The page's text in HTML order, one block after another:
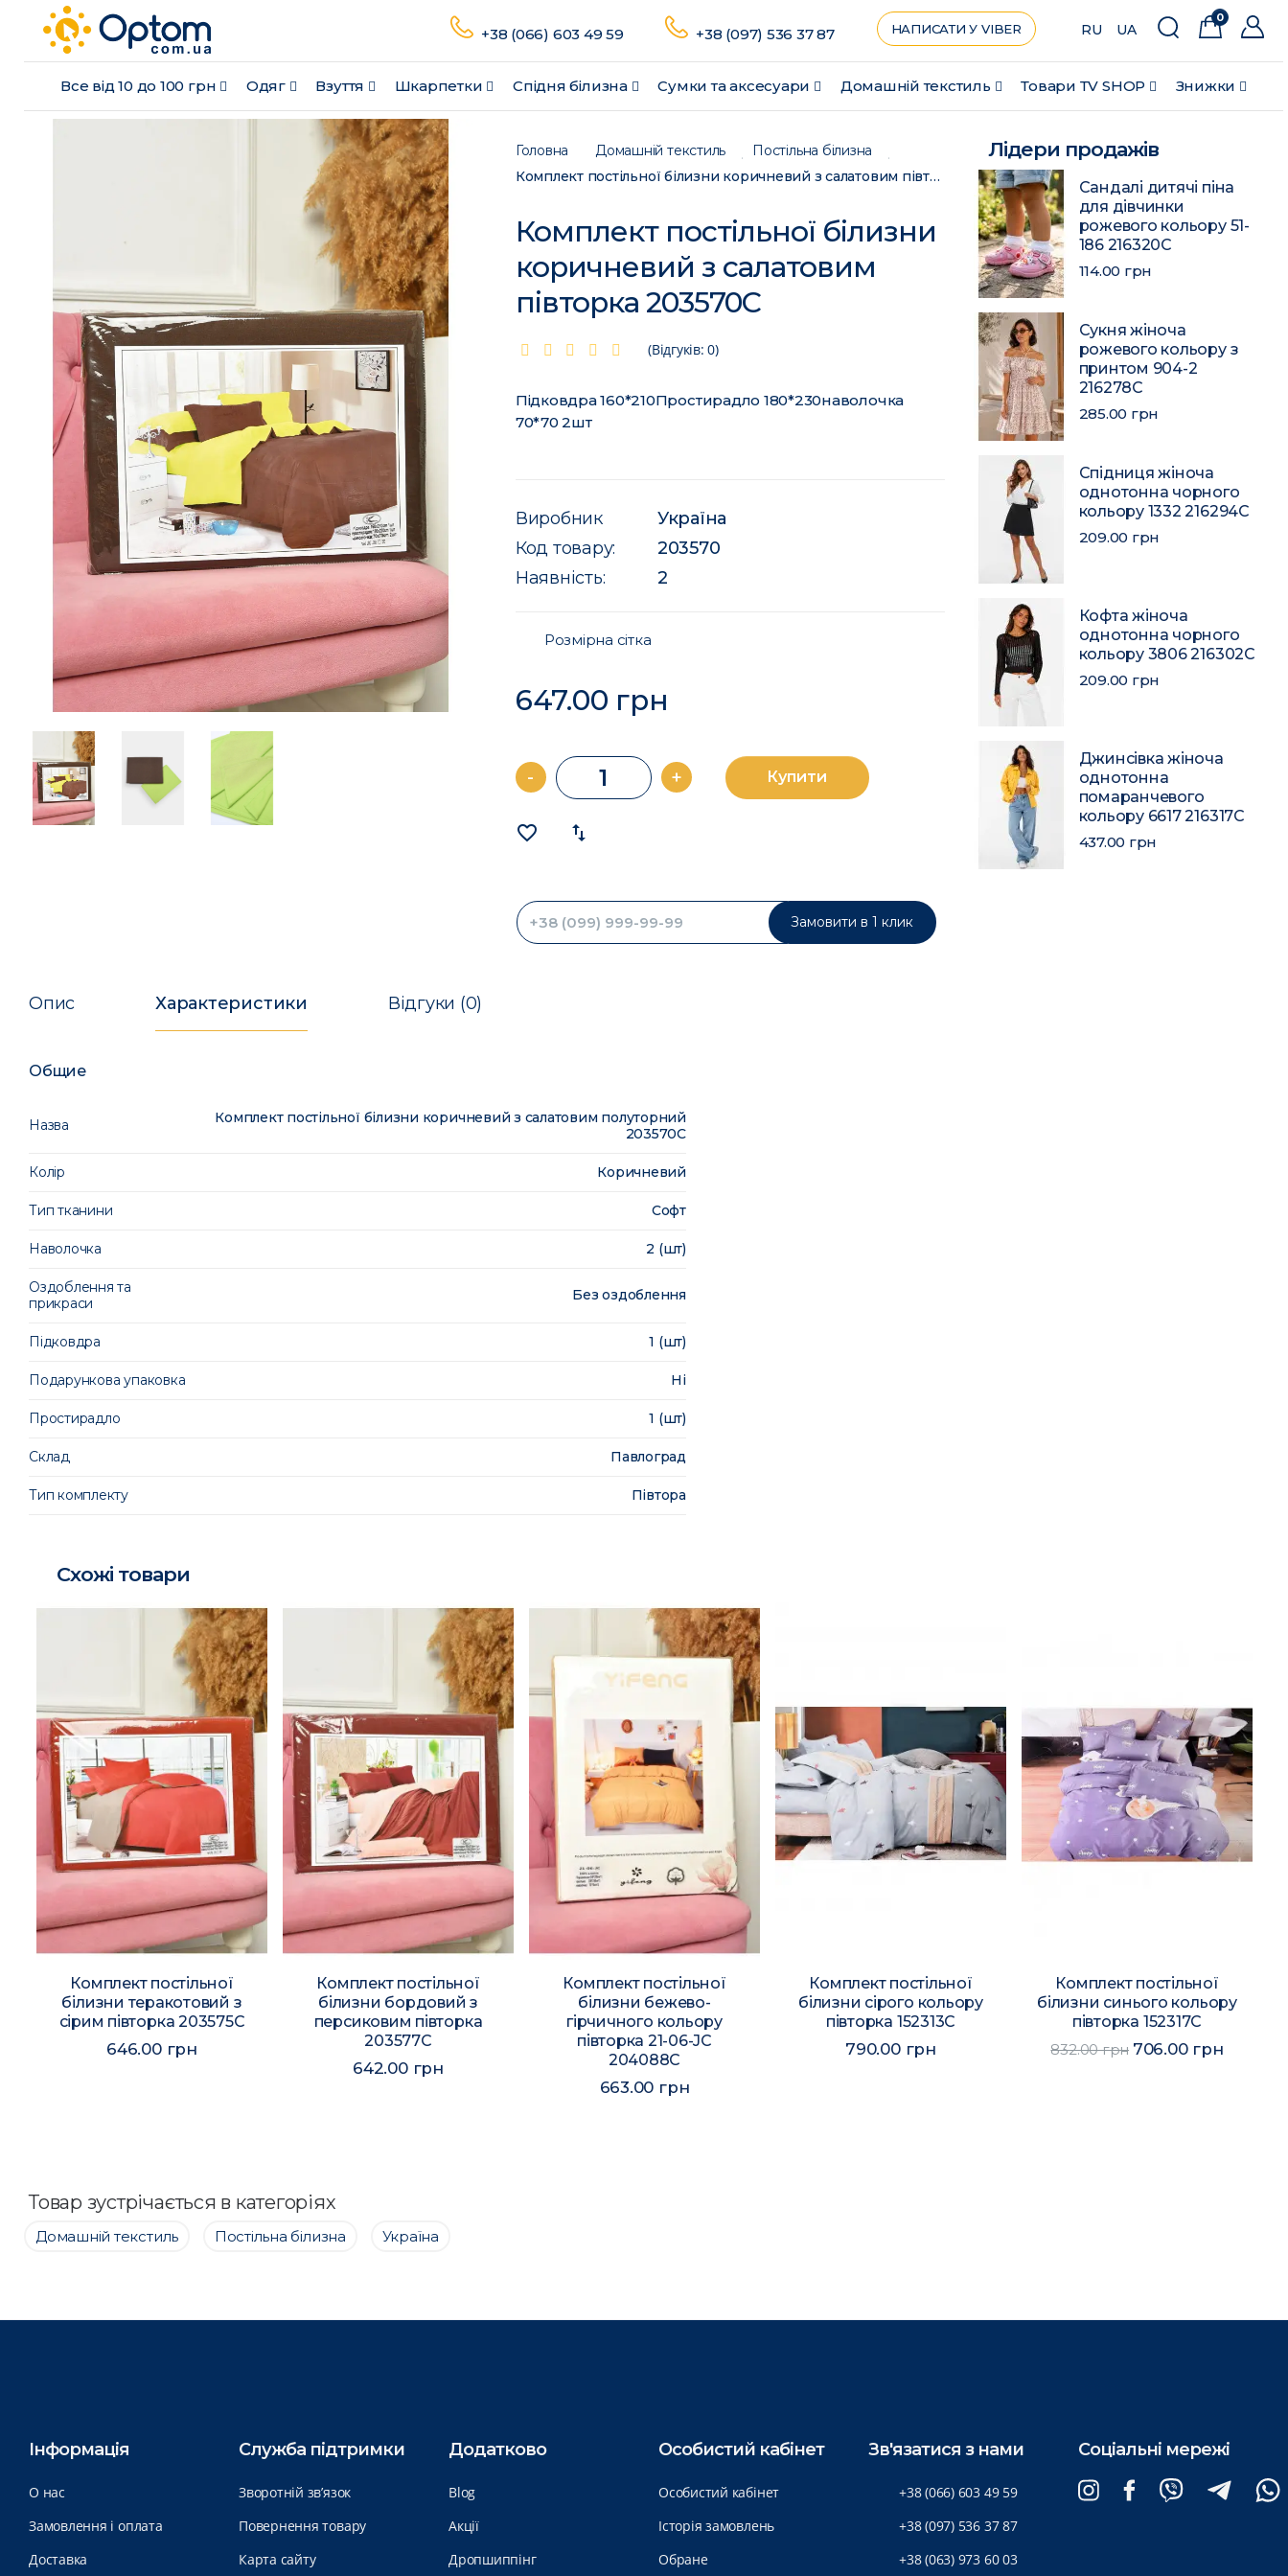
Все від 10 до 100 грн Одяг Взуття Шкарпетки Спідня білизна Сумки та аксесуари Домашній текстиль Товари ТV SHOP Знижки
+38 (066) 603 49 59 +38 (097) 536 37 87 НАПИСАТИ У VIBER RU UA
0
Головна Домашній текстиль
Постільна білизна
Комплект постільної білизни коричневий з салатовим півторка 203570C
Комплект постільної білизни
коричневий з салатовим
півторка 203570C
(Відгуків: 0)
Підковдра 160*210Простирадло 180*230наволочка
70*70 2шт
Виробник
Україна
Код товару:
203570
Наявність:
2
Розмірна сітка
647.00 грн
- + Купити
favorite_border import_export
Замовити в 1 клик
Опис Характеристики Відгуки (0)
Общие
Назва
Комплект постільної білизни коричневий з салатовим полуторний
203570C
Колір Коричневий
Тип тканини Софт
Наволочка 2 (шт)
Оздоблення та
прикраси
Без оздоблення
Підковдра 1 (шт)
Подарункова упаковка Ні
Простирадло 1 (шт)
Склад Павлоград
Тип комплекту Півтора
Лідери продажів
Сандалі дитячі піна
для дівчинки
рожевого кольору 51-
186 216320C
114.00 грн
Сукня жіноча
рожевого кольору з
принтом 904-2
216278C
285.00 грн
Спідниця жіноча
однотонна чорного
кольору 1332 216294C
209.00 грн
Кофта жіноча
однотонна чорного
кольору 3806 216302C
209.00 грн
Джинсівка жіноча
однотонна
помаранчевого
кольору 6617 216317C
437.00 грн
Схожі товари
Комплект постільної
білизни теракотовий з
сірим півторка 203575C
646.00 грн
Комплект постільної
білизни бордовий з
персиковим півторка
203577C
642.00 грн
Комплект постільної
білизни бежево-
гірчичного кольору
півторка 21-06-JС
204088C
663.00 грн
Комплект постільної
білизни сірого кольору
півторка 152313C
790.00 грн
Комплект постільної
білизни синього кольору
півторка 152317C
832.00 грн 706.00 грн
Товар зустрічається в категоріях
Домашній текстиль Постільна білизна Україна
Інформація
О нас
Замовлення і оплата
Доставка
Служба підтримки
Зворотній зв’язок
Повернення товару
Карта сайту
Додатково
Blog
Акції
Дропшиппінг
Особистий кабінет
Особистий кабінет
Історія замовлень
Обране
Зв'язатися з нами
+38 (066) 603 49 59
+38 (097) 536 37 87
+38 (063) 973 60 03
Соціальні мережі